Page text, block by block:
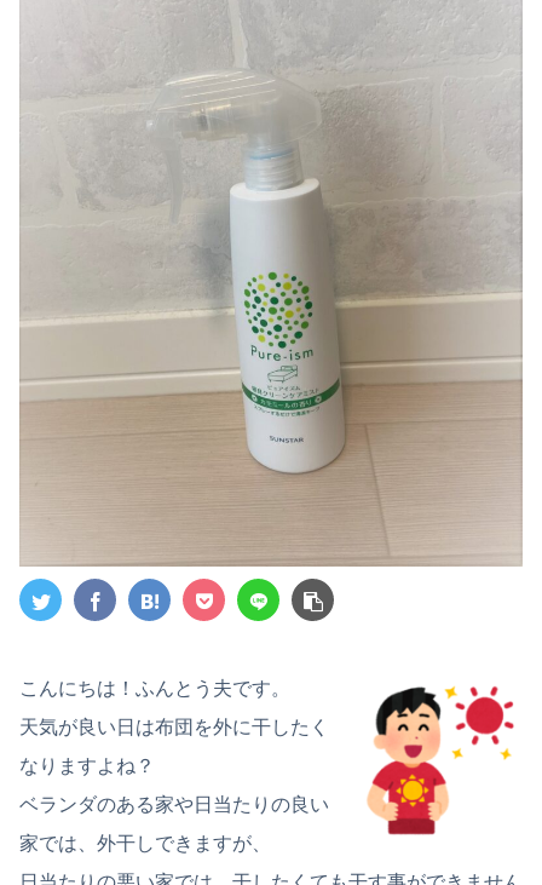
こんにちは！ふんとう夫です。
天気が良い日は布団を外に干したく
なりますよね？
ベランダのある家や日当たりの良い
家では、外干しできますが、